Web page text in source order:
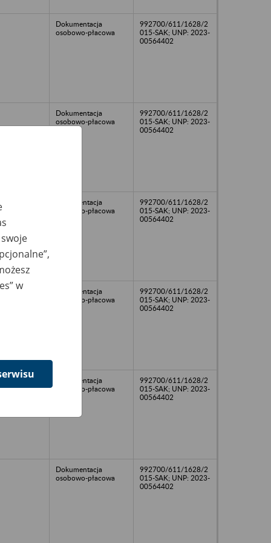
Dokumentacja
osobowo-płacowa
992700/611/1628/2
015-SAK; UNP: 2023-
00564402
Dokumentacja
osobowo-płacowa
992700/611/1628/2
015-SAK; UNP: 2023-
00564402
Dokumentacja
osobowo-płacowa
992700/611/1628/2
015-SAK; UNP: 2023-
00564402
Dokumentacja
osobowo-płacowa
992700/611/1628/2
015-SAK; UNP: 2023-
00564402
Dokumentacja
osobowo-płacowa
992700/611/1628/2
015-SAK; UNP: 2023-
00564402
Dokumentacja
osobowo-płacowa
992700/611/1628/2
015-SAK; UNP: 2023-
00564402
w